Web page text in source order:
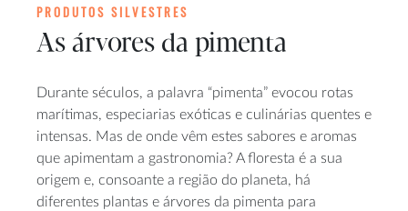
PRODUTOS SILVESTRES
As árvores da pimenta
Durante séculos, a palavra “pimenta” evocou rotas
marítimas, especiarias exóticas e culinárias quentes e
intensas. Mas de onde vêm estes sabores e aromas
que apimentam a gastronomia? A floresta é a sua
origem e, consoante a região do planeta, há
diferentes plantas e árvores da pimenta para